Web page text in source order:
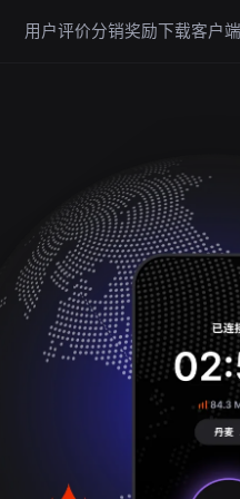
用户评价分销奖励下载客户端